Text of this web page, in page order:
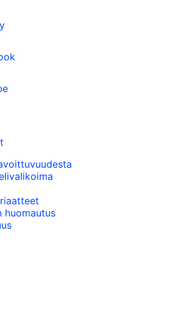
huomautus